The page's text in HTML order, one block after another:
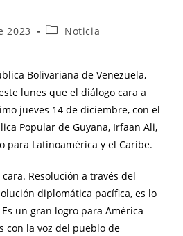
2023 Noticia
Bolivariana de Venezuela,
lunes que el diálogo cara a
jueves 14 de diciembre, con el
Popular de Guyana, Irfaan Ali,
para Latinoamérica y el Caribe.
Resolución a través del
diplomática pacífica, es lo
un gran logro para América
con la voz del pueblo de